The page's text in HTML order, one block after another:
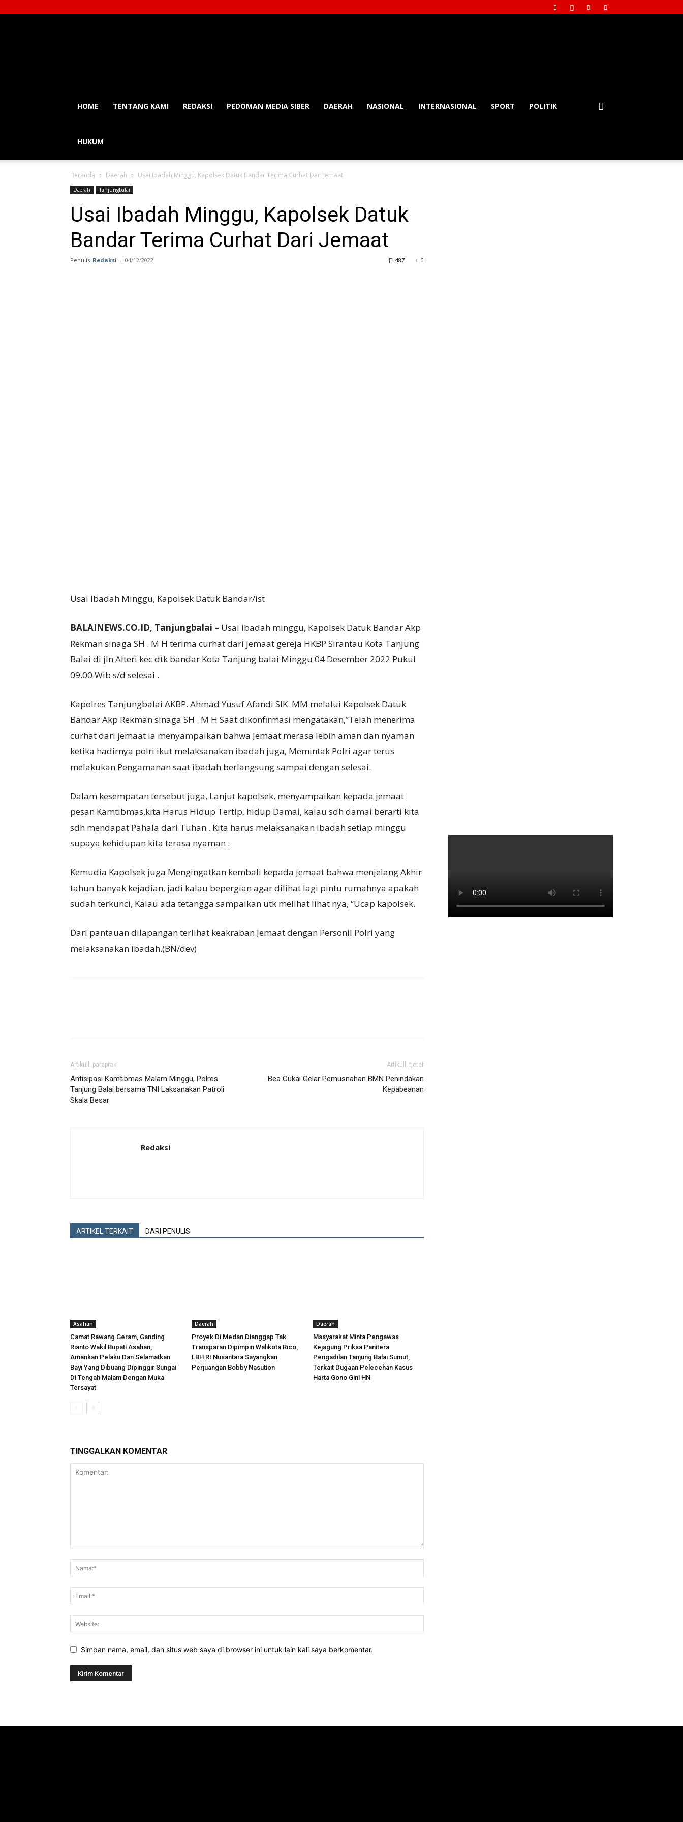
HOME TENTANG KAMI REDAKSI PEDOMAN MEDIA SIBER DAERAH NASIONAL INTERNASIONAL SPORT POLITIK
HUKUM
Beranda Daerah Usai Ibadah Minggu, Kapolsek Datuk Bandar Terima Curhat Dari Jemaat
Daerah Tanjungbalai
Usai Ibadah Minggu, Kapolsek Datuk
Bandar Terima Curhat Dari Jemaat
Penulis Redaksi - 04/12/2022 0
487
Usai Ibadah Minggu, Kapolsek Datuk Bandar/ist
BALAINEWS.CO.ID, Tanjungbalai – Usai ibadah minggu, Kapolsek Datuk Bandar Akp
Rekman sinaga SH . M H terima curhat dari jemaat gereja HKBP Sirantau Kota Tanjung
Balai di jln Alteri kec dtk bandar Kota Tanjung balai Minggu 04 Desember 2022 Pukul
09.00 Wib s/d selesai .
Kapolres Tanjungbalai AKBP. Ahmad Yusuf Afandi SIK. MM melalui Kapolsek Datuk
Bandar Akp Rekman sinaga SH . M H Saat dikonfirmasi mengatakan,”Telah menerima
curhat dari jemaat ia menyampaikan bahwa Jemaat merasa lebih aman dan nyaman
ketika hadirnya polri ikut melaksanakan ibadah juga, Memintak Polri agar terus
melakukan Pengamanan saat ibadah berlangsung sampai dengan selesai.
Dalam kesempatan tersebut juga, Lanjut kapolsek, menyampaikan kepada jemaat
pesan Kamtibmas,kita Harus Hidup Tertip, hidup Damai, kalau sdh damai berarti kita
sdh mendapat Pahala dari Tuhan . Kita harus melaksanakan Ibadah setiap minggu
supaya kehidupan kita terasa nyaman .
Kemudia Kapolsek juga Mengingatkan kembali kepada jemaat bahwa menjelang Akhir
tahun banyak kejadian, jadi kalau bepergian agar dilihat lagi pintu rumahnya apakah
sudah terkunci, Kalau ada tetangga sampaikan utk melihat lihat nya, “Ucap kapolsek.
Dari pantauan dilapangan terlihat keakraban Jemaat dengan Personil Polri yang
melaksanakan ibadah.(BN/dev)
Artikulli paraprak
Antisipasi Kamtibmas Malam Minggu, Polres
Tanjung Balai bersama TNI Laksanakan Patroli
Skala Besar
Artikulli tjetër
Bea Cukai Gelar Pemusnahan BMN Penindakan
Kepabeanan
Redaksi
ARTIKEL TERKAIT DARI PENULIS
Asahan
Camat Rawang Geram, Ganding
Rianto Wakil Bupati Asahan,
Amankan Pelaku Dan Selamatkan
Bayi Yang Dibuang Dipinggir Sungai
Di Tengah Malam Dengan Muka
Tersayat
Daerah
Proyek Di Medan Dianggap Tak
Transparan Dipimpin Walikota Rico,
LBH RI Nusantara Sayangkan
Perjuangan Bobby Nasution
Daerah
Masyarakat Minta Pengawas
Kejagung Priksa Panitera
Pengadilan Tanjung Balai Sumut,
Terkait Dugaan Pelecehan Kasus
Harta Gono Gini HN
TINGGALKAN KOMENTAR
Simpan nama, email, dan situs web saya di browser ini untuk lain kali saya berkomentar.